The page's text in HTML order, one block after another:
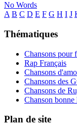
No Words
A B C D E F G H I J
Thématiques
Chansons pour
Rap Français
Chansons
Chansons des
Chansons de
Chanson bonne
Plan de site